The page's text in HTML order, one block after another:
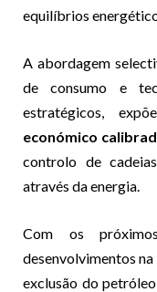
equilíbrios
A abordagem
de consumo e
estratégicos,
económico
controlo de
através da energia.
Com os
desenvolvimentos
exclusão do